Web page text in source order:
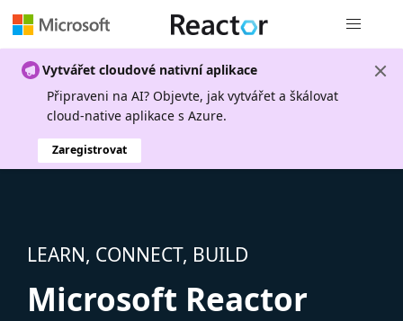
Vytvářet cloudové nativní aplikace
Připraveni na AI? Objevte, jak vytvářet a škálovat
cloud-native aplikace s Azure.
Zaregistrovat
LEARN, CONNECT, BUILD
Microsoft Reactor